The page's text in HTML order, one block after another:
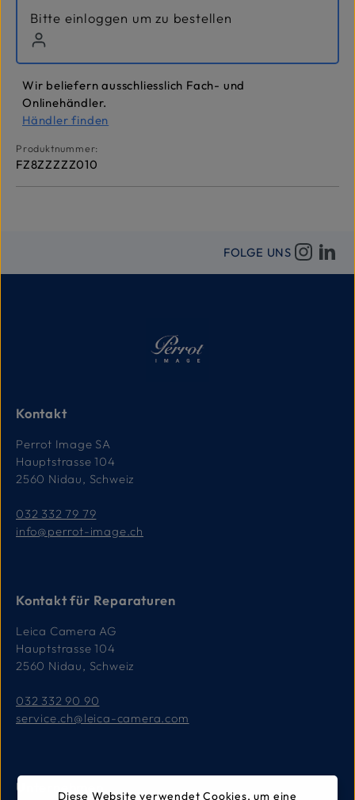
Bitte einloggen um zu bestellen
Wir beliefern ausschliesslich Fach- und
Onlinehändler.
Händler finden
Produktnummer:
FZ8ZZZZZ010
FOLGE UNS
Kontakt
Perrot Image SA
Hauptstrasse 104
2560 Nidau, Schweiz
032 332 79 79
info@perrot-image.ch
Kontakt für Reparaturen
Leica Camera AG
Hauptstrasse 104
2560 Nidau, Schweiz
032 332 90 90
service.ch@leica-camera.com
Unternehmen
Diese Website verwendet Cookies, um eine